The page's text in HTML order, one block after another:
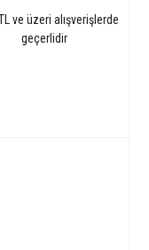
ve üzeri alışverişlerde
geçerlidir